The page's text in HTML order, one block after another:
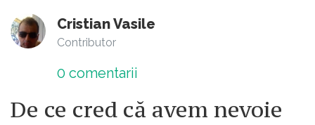
Cristian Vasile
Contributor
0 comentarii
De ce cred că avem nevoie